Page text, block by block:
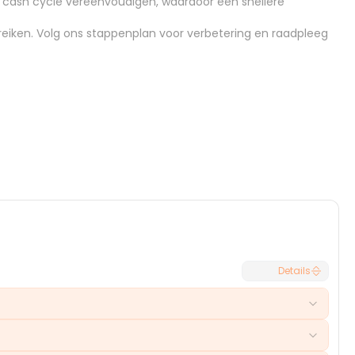
Volg ons stappenplan voor verbetering en raadpleeg
Details
en omzetrealisatie aanzienlijk. Deze verlengde